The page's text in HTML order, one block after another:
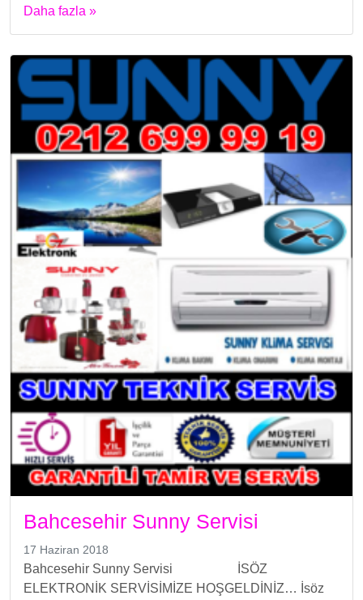
Daha fazla »
Bahcesehir Sunny Servisi
17 Haziran 2018
Bahcesehir Sunny Servisi İSÖZ
ELEKTRONİK SERVİSİMİZE HOŞGELDİNİZ… İsöz